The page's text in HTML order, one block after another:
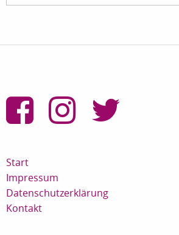
Start
Impressum
Datenschutzerklärung
Kontakt